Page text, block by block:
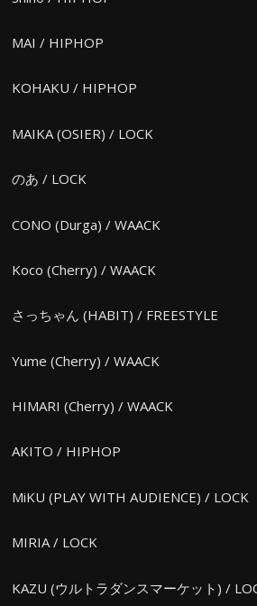
MAI / HIPHOP
KOHAKU / HIPHOP
MAIKA (OSIER) / LOCK
のあ / LOCK
CONO (Durga) / WAACK
Koco (Cherry) / WAACK
さっちゃん (HABIT) / FREESTYLE
Yume (Cherry) / WAACK
HIMARI (Cherry) / WAACK
AKITO / HIPHOP
MiKU (PLAY WITH AUDIENCE) / LOCK
MIRIA / LOCK
KAZU (ウルトラダンスマーケット) /